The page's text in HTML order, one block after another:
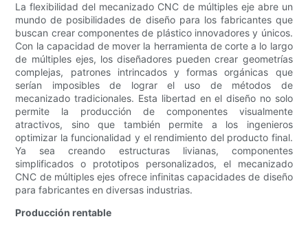
La flexibilidad del mecanizado CNC de múltiples eje abre un
mundo de posibilidades de diseño para los fabricantes que
buscan crear componentes de plástico innovadores y únicos.
Con la capacidad de mover la herramienta de corte a lo largo
de múltiples ejes, los diseñadores pueden crear geometrías
complejas, patrones intrincados y formas orgánicas que
serían imposibles de lograr el uso de métodos de
mecanizado tradicionales. Esta libertad en el diseño no solo
permite la producción de componentes visualmente
atractivos, sino que también permite a los ingenieros
optimizar la funcionalidad y el rendimiento del producto final.
Ya sea creando estructuras livianas, componentes
simplificados o prototipos personalizados, el mecanizado
CNC de múltiples ejes ofrece infinitas capacidades de diseño
para fabricantes en diversas industrias.
Producción rentable